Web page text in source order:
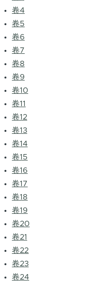
卷4
卷5
卷6
卷7
卷8
卷9
卷10
卷11
卷12
卷13
卷14
卷15
卷16
卷17
卷18
卷19
卷20
卷21
卷22
卷23
卷24